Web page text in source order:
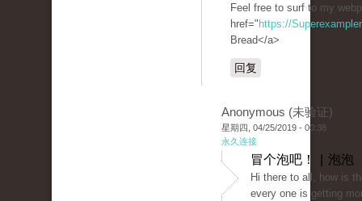
Feel free to surf to my
href=" https://
Bread</a>
回复
Anonymous (未验证)
星期四, 04/25/2019 - 00:38
永久连接
冒个泡吧！ | 泡泡
Hi there to all, how is
every one is getting